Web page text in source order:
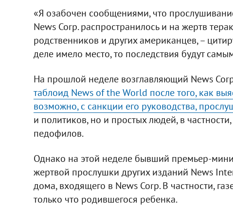
«Я озабочен сообщениями, что
News Corp. распространилось и на жертв
родственников и других американцев, –
деле имело место, то последствия будут
На прошлой неделе возглавляющий News
таблоид News of the World после того, как
возможно, с санкции его руководства,
и политиков, но и простых людей, в
педофилов.
Однако на этой неделе бывший премьер-
жертвой прослушки других изданий News
дома, входящего в News Corp. В частности,
только что родившегося ребенка.